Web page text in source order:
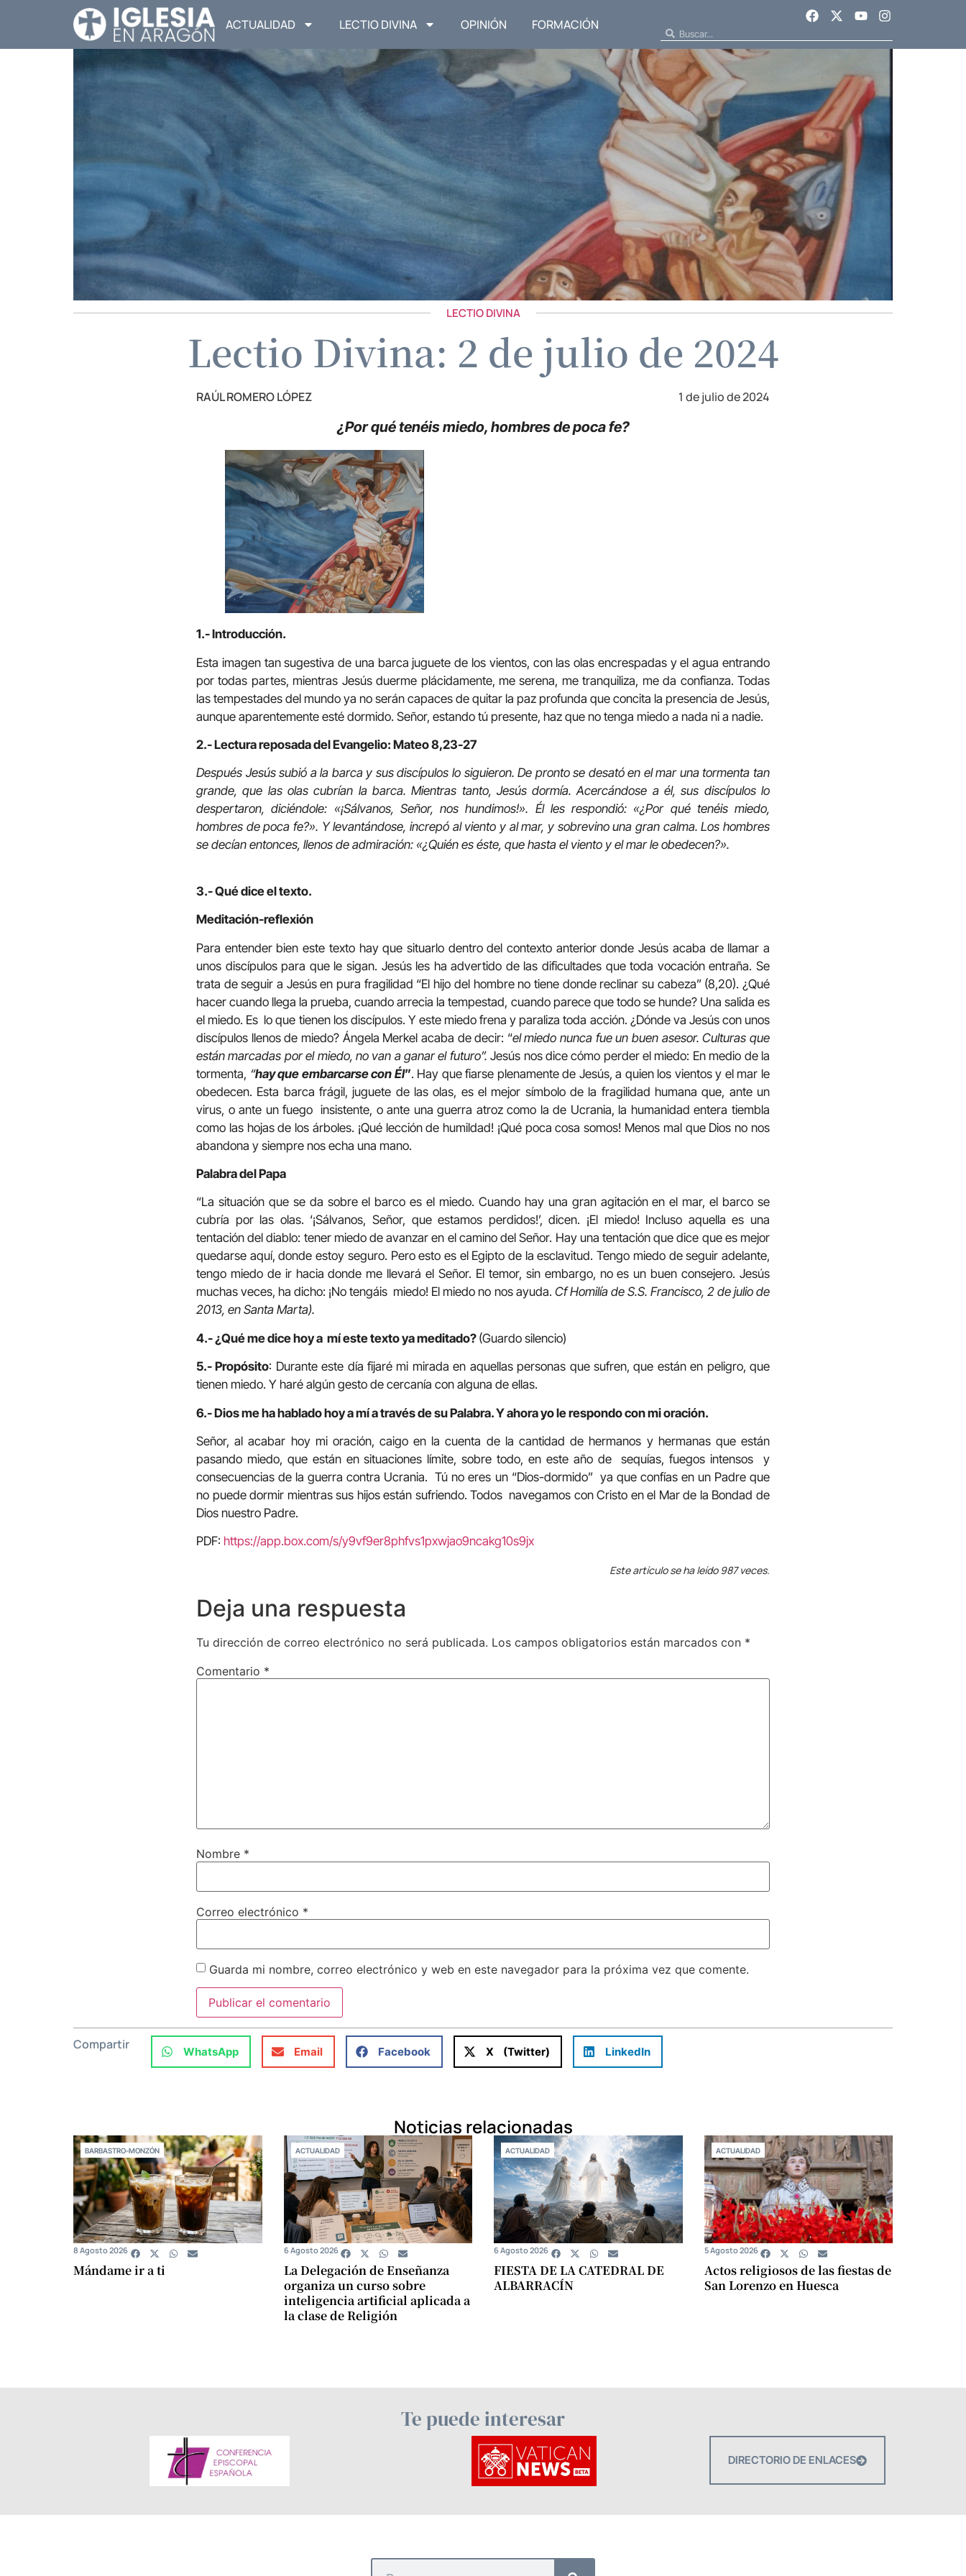
ACTUALIDAD LECTIO DIVINA OPINIÓN FORMACIÓN
LECTIO DIVINA
Lectio Divina: 2 de julio de 2024
RAÚL ROMERO LÓPEZ 1 de julio de 2024
¿Por qué tenéis miedo, hombres de poca fe?
1.- Introducción.
Esta imagen tan sugestiva de una barca juguete de los vientos, con las olas encrespadas y el agua entrando
por todas partes, mientras Jesús duerme plácidamente, me serena, me tranquiliza, me da confianza. Todas
las tempestades del mundo ya no serán capaces de quitar la paz profunda que concita la presencia de Jesús,
aunque aparentemente esté dormido. Señor, estando tú presente, haz que no tenga miedo a nada ni a nadie.
2.- Lectura reposada del Evangelio: Mateo 8,23-27
Después Jesús subió a la barca y sus discípulos lo siguieron. De pronto se desató en el mar una tormenta tan
grande, que las olas cubrían la barca. Mientras tanto, Jesús dormía. Acercándose a él, sus discípulos lo
despertaron, diciéndole: «¡Sálvanos, Señor, nos hundimos!». Él les respondió: «¿Por qué tenéis miedo,
hombres de poca fe?». Y levantándose, increpó al viento y al mar, y sobrevino una gran calma. Los hombres
se decían entonces, llenos de admiración: «¿Quién es éste, que hasta el viento y el mar le obedecen?».
3.- Qué dice el texto.
Meditación-reflexión
Para entender bien este texto hay que situarlo dentro del contexto anterior donde Jesús acaba de llamar a
unos discípulos para que le sigan. Jesús les ha advertido de las dificultades que toda vocación entraña. Se
trata de seguir a Jesús en pura fragilidad “El hijo del hombre no tiene donde reclinar su cabeza” (8,20). ¿Qué
hacer cuando llega la prueba, cuando arrecia la tempestad, cuando parece que todo se hunde? Una salida es
el miedo. Es lo que tienen los discípulos. Y este miedo frena y paraliza toda acción. ¿Dónde va Jesús con unos
discípulos llenos de miedo? Ángela Merkel acaba de decir: “el miedo nunca fue un buen asesor. Culturas que
están marcadas por el miedo, no van a ganar el futuro”. Jesús nos dice cómo perder el miedo: En medio de la
tormenta, “hay que embarcarse con Él”. Hay que fiarse plenamente de Jesús, a quien los vientos y el mar le
obedecen. Esta barca frágil, juguete de las olas, es el mejor símbolo de la fragilidad humana que, ante un
virus, o ante un fuego insistente, o ante una guerra atroz como la de Ucrania, la humanidad entera tiembla
como las hojas de los árboles. ¡Qué lección de humildad! ¡Qué poca cosa somos! Menos mal que Dios no nos
abandona y siempre nos echa una mano.
Palabra del Papa
“La situación que se da sobre el barco es el miedo. Cuando hay una gran agitación en el mar, el barco se
cubría por las olas. ‘¡Sálvanos, Señor, que estamos perdidos!’, dicen. ¡El miedo! Incluso aquella es una
tentación del diablo: tener miedo de avanzar en el camino del Señor. Hay una tentación que dice que es mejor
quedarse aquí, donde estoy seguro. Pero esto es el Egipto de la esclavitud. Tengo miedo de seguir adelante,
tengo miedo de ir hacia donde me llevará el Señor. El temor, sin embargo, no es un buen consejero. Jesús
muchas veces, ha dicho: ¡No tengáis miedo! El miedo no nos ayuda. Cf Homilía de S.S. Francisco, 2 de julio de
2013, en Santa Marta).
4.- ¿Qué me dice hoy a mí este texto ya meditado? (Guardo silencio)
5.- Propósito: Durante este día fijaré mi mirada en aquellas personas que sufren, que están en peligro, que
tienen miedo. Y haré algún gesto de cercanía con alguna de ellas.
6.- Dios me ha hablado hoy a mí a través de su Palabra. Y ahora yo le respondo con mi oración.
Señor, al acabar hoy mi oración, caigo en la cuenta de la cantidad de hermanos y hermanas que están
pasando miedo, que están en situaciones límite, sobre todo, en este año de sequías, fuegos intensos y
consecuencias de la guerra contra Ucrania. Tú no eres un “Dios-dormido” ya que confías en un Padre que
no puede dormir mientras sus hijos están sufriendo. Todos navegamos con Cristo en el Mar de la Bondad de
Dios nuestro Padre.
PDF: https://app.box.com/s/y9vf9er8phfvs1pxwjao9ncakg10s9jx
Este artículo se ha leído 987 veces.
Deja una respuesta
Tu dirección de correo electrónico no será publicada. Los campos obligatorios están marcados con *
Comentario *
Nombre *
Correo electrónico *
Guarda mi nombre, correo electrónico y web en este navegador para la próxima vez que comente.
Compartir WhatsApp Email Facebook X (Twitter) LinkedIn
Noticias relacionadas
BARBASTRO-MONZÓN
Mándame ir a ti
8 Agosto 2026
ACTUALIDAD
La Delegación de Enseñanza
organiza un curso sobre
inteligencia artificial aplicada a
la clase de Religión
6 Agosto 2026
ACTUALIDAD
FIESTA DE LA CATEDRAL DE
ALBARRACÍN
6 Agosto 2026
ACTUALIDAD
Actos religiosos de las fiestas de
San Lorenzo en Huesca
5 Agosto 2026
Te puede interesar
DIRECTORIO DE ENLACES